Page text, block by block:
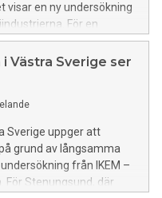
visar en ny undersökning
För en
som Uppsala är
tillståndsprocesser
Västra Sverige ser
Sverige uppger att
grund av långsamma
från IKEM –
För Stenungsund, där